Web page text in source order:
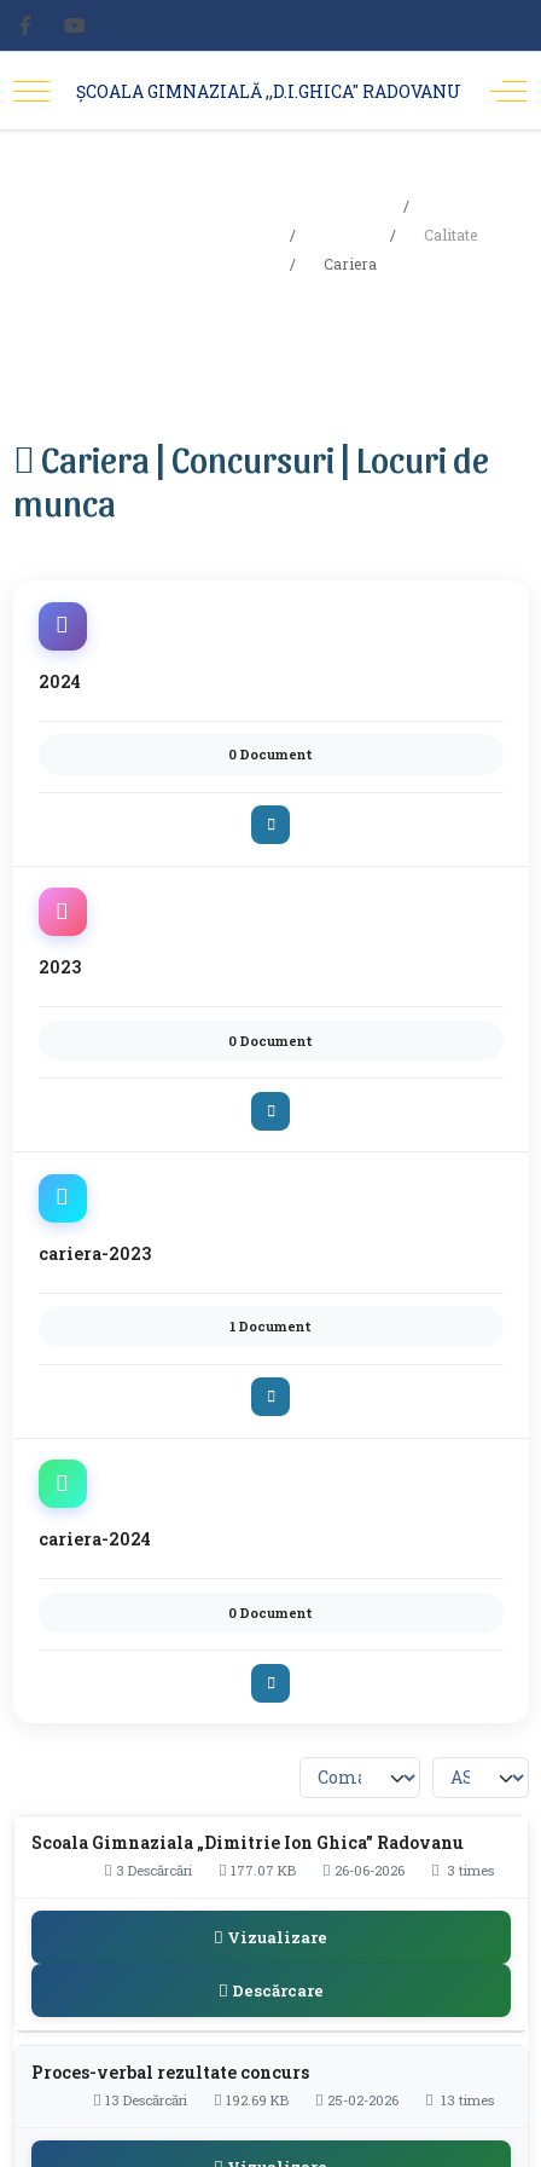
ȘCOALA GIMNAZIALĂ ,,D.I.GHICA'' RADOVANU
Calitate
Cariera
Cariera | Concursuri | Locuri de
munca
2024
0 Document
2023
0 Document
cariera-2023
1 Document
cariera-2024
0 Document
Scoala Gimnaziala „Dimitrie Ion Ghica” Radovanu
3 Descărcări 177.07 KB 26-06-2026 3 times
Vizualizare
Descărcare
Proces-verbal rezultate concurs
13 Descărcări 192.69 KB 25-02-2026 13 times